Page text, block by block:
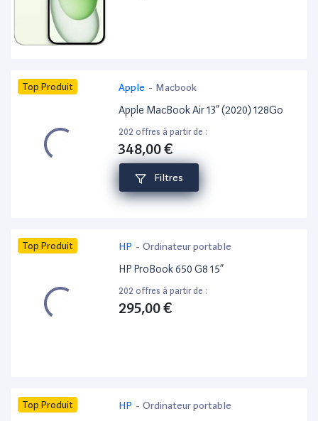
Filtres
Top Produit Apple - Macbook
Apple MacBook Air 13” (2020) 128Go
202 offres à partir de :
348,00 €
Top Produit HP - Ordinateur portable
HP ProBook 650 G8 15”
202 offres à partir de :
295,00 €
Top Produit HP - Ordinateur portable